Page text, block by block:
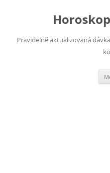
Pravidelně aktualizovaná